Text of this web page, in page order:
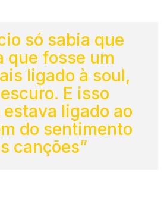
só sabia que
que fosse um
ligado à soul,
E isso
ligado ao
do sentimento
canções”